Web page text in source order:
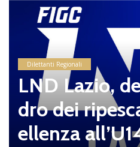
Dilettanti Regionali
LND Lazio,
dro dei
ellenza